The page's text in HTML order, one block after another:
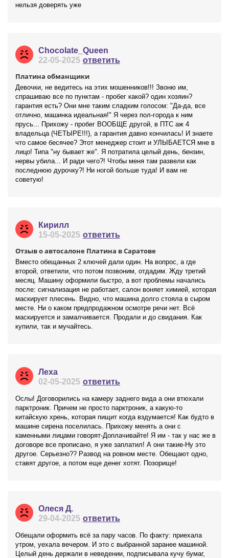
нельзя доверять уже
Chocolate_Queen
22-05-2025 ответить
Платина обманщики
Девочки, не ведитесь на этих мошенников!!! Звоню им,
спрашиваю все по пунктам - пробег какой? один хозяин?
гарантия есть? Они мне таким сладким голосом: "Да-да, все
отлично, машинка идеальная!" Я через пол-города к ним
прусь... Прихожу - пробег ВООБЩЕ другой, в ПТС аж 4
владельца (ЧЕТЫРЕ!!!), а гарантия давно кончилась! И знаете
что самое бесячее? Этот менеджер стоит и УЛЫБАЕТСЯ мне в
лицо! Типа "ну бывает же". Я потратила целый день, бензин,
нервы убила... И ради чего?! Чтобы меня там развели как
последнюю дурочку?! Ни ногой больше туда! И вам не
советую!
Кирилл
15-05-2025 ответить
Отзыв о автосалоне Платина в Саратове
Вместо обещанных 2 ключей дали один. На вопрос, а где
второй, ответили, что потом позвоним, отдадим. Жду третий
месяц. Машину оформили быстро, а вот проблемы начались
после: сигнализация не работает, салон воняет химией, которая
маскирует плесень. Видно, что машина долго стояла в сыром
месте. Ни о каком предпродажном осмотре речи нет. Всё
маскируется и замалчивается. Продали и до свидания. Как
купили, так и мучайтесь.
Леха
02-05-2025 ответить
Ослы! Договорились на камеру заднего вида а они втюхали
парктроник. Причем не просто парктроник, а какую-то
китайскую хрень, которая пищит когда вздумается! Как будто в
машине сирена поселилась. Прихожу менять а они с
каменными лицами говорят-Доплачивайте! Я им - так у нас же в
договоре все прописано, я уже заплатил! А они такие-Ну это
другое. Серьезно?? Развод на ровном месте. Обещают одно,
ставят другое, а потом еще денег хотят. Позорище!
Олеся Д.
29-04-2025 ответить
Обещали оформить всё за пару часов. По факту: приехала
утром, уехала вечером. И это с выбранной заранее машиной.
Целый день держали в неведении, подписывала кучу бумаг,